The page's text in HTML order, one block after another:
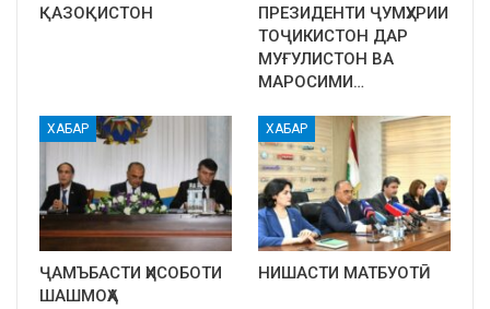
ҚАЗОҚИСТОН
ПРЕЗИДЕНТИ ҶУМҲУРИИ
ТОҶИКИСТОН ДАР
МУҒУЛИСТОН ВА
МАРОСИМИ…
ХАБАР
ҶАМЪБАСТИ ҲИСОБОТИ
ШАШМОҲА
ХАБАР
НИШАСТИ МАТБУОТӢ